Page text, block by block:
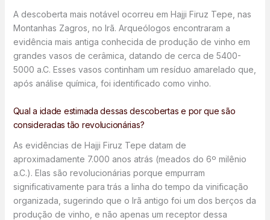
A descoberta mais notável ocorreu em Hajji Firuz Tepe, nas
Montanhas Zagros, no Irã. Arqueólogos encontraram a
evidência mais antiga conhecida de produção de vinho em
grandes vasos de cerâmica, datando de cerca de 5400-
5000 a.C. Esses vasos continham um resíduo amarelado que,
após análise química, foi identificado como vinho.
Qual a idade estimada dessas descobertas e por que são
consideradas tão revolucionárias?
As evidências de Hajji Firuz Tepe datam de
aproximadamente 7.000 anos atrás (meados do 6º milênio
a.C.). Elas são revolucionárias porque empurram
significativamente para trás a linha do tempo da vinificação
organizada, sugerindo que o Irã antigo foi um dos berços da
produção de vinho, e não apenas um receptor dessa